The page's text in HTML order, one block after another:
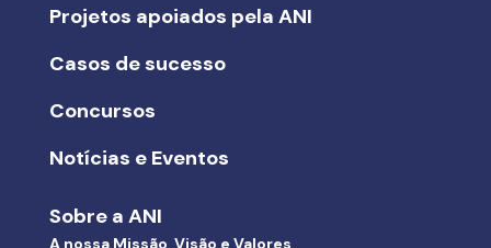
Projetos apoiados pela ANI
Casos de sucesso
Concursos
Notícias e Eventos
Sobre a ANI